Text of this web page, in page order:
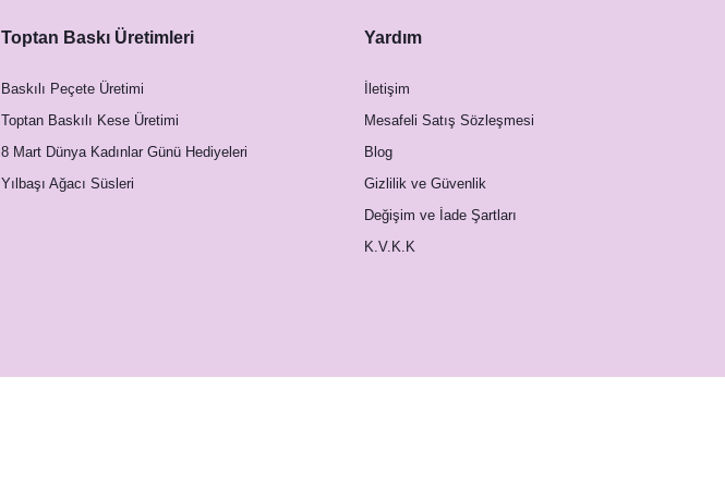
Toptan Baskı Üretimleri
Baskılı Peçete Üretimi
Toptan Baskılı Kese Üretimi
8 Mart Dünya Kadınlar Günü Hediyeleri
Yılbaşı Ağacı Süsleri
Yardım
İletişim
Mesafeli Satış Sözleşmesi
Blog
Gizlilik ve Güvenlik
Değişim ve İade Şartları
K.V.K.K